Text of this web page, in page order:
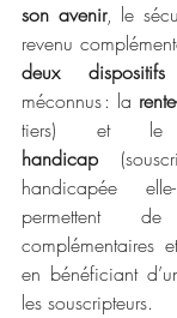
son avenir, le
deux dispositifs
méconnus : la
tiers) et
handicap
handicapée
permettent
complémentaires
en bénéficiant
les souscripteurs.